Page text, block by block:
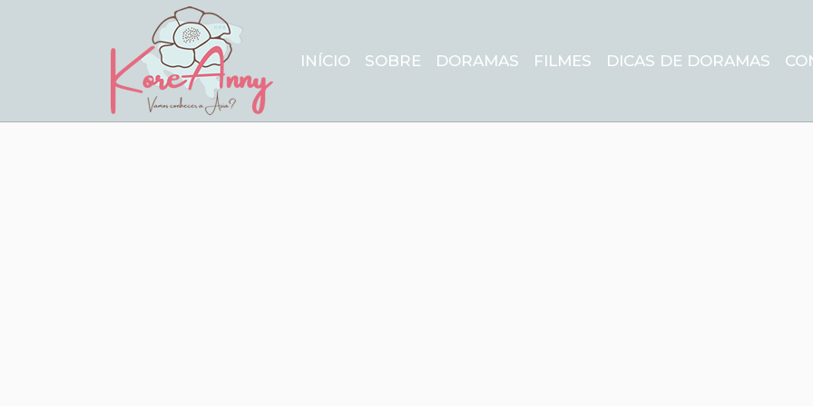
INÍCIO SOBRE DORAMAS FILMES DICAS DE DORAMAS